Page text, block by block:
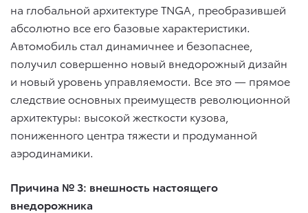
на глобальной архитектуре TNGA, преобразившей
абсолютно все его базовые характеристики.
Автомобиль стал динамичнее и безопаснее,
получил совершенно новый внедорожный дизайн
и новый уровень управляемости. Все это — прямое
следствие основных преимуществ революционной
архитектуры: высокой жесткости кузова,
пониженного центра тяжести и продуманной
аэродинамики.
Причина № 3: внешность настоящего
внедорожника